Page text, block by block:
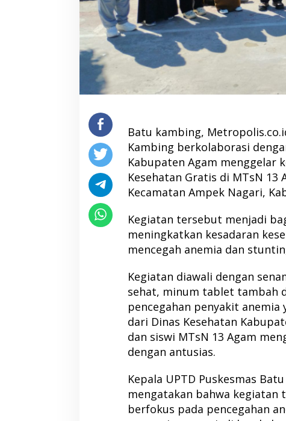
Batu kambing,
Kambing berkolaborasi
Kabupaten Agam menggelar
Kesehatan Gratis di MTsN 13
Kecamatan Ampek Nagari,
Kegiatan tersebut menjadi
meningkatkan kesadaran
mencegah anemia dan
Kegiatan diawali dengan
sehat, minum tablet tambah
pencegahan penyakit
dari Dinas Kesehatan
dan siswi MTsN 13 Agam
dengan antusias.
Kepala UPTD Puskesmas
mengatakan bahwa kegiatan
berfokus pada pencegahan